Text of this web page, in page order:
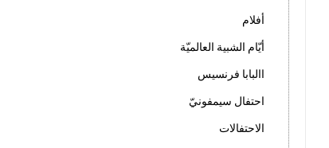
أفلام
أيّام الشبية العالميّة
االبابا فرنسيس
احتفال سيمفونيّ
الاحتفالات